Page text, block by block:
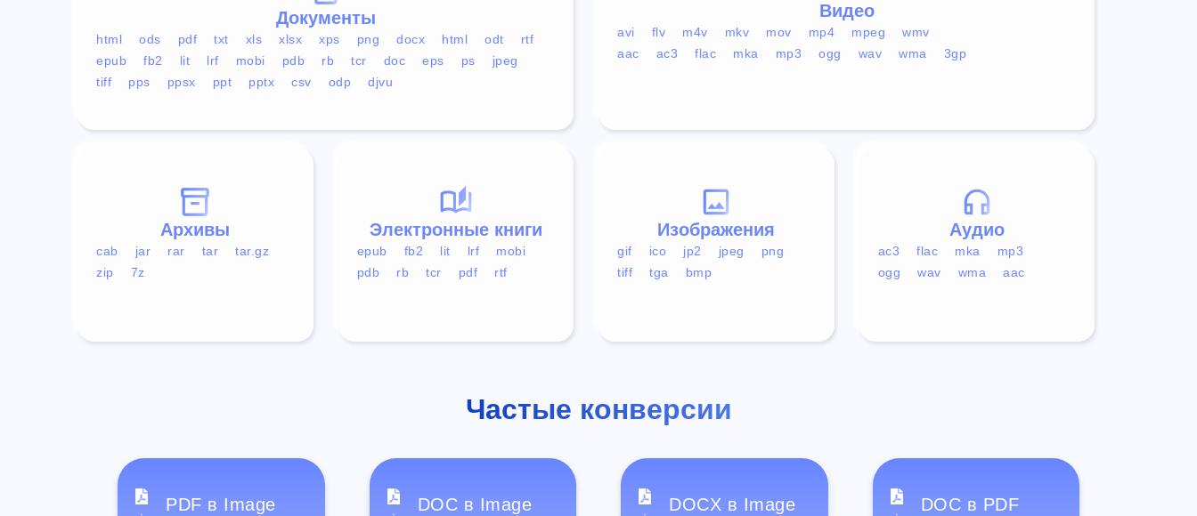
Документы
html ods pdf txt xls xlsx xps png docx html odt
rtf
epub
fb2 lit lrf mobi pdb rb tcr doc eps ps
jpeg
tiff
pps ppsx ppt pptx csv odp djvu
Видео
avi flv m4v mkv mov mp4 mpeg
wmv
aac
ac3 flac mka mp3 ogg wav wma 3gp
Аудио
ac3 flac mka
mp3
ogg
wav wma aac
Изображения
gif ico jp2 jpeg
png
tiff
tga bmp
Электронные книги
epub fb2 lit lrf
mobi
pdb
rb tcr pdf rtf
Архивы
cab jar rar tar
tar.gz
zip
7z
Частые конверсии
PDF в Image DOC в Image DOCX в Image DOC в PDF